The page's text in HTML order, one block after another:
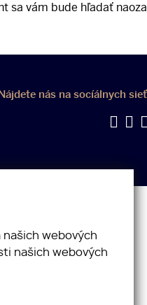
sa vám bude hľadať
nás na socíálnych
webových
našich webových